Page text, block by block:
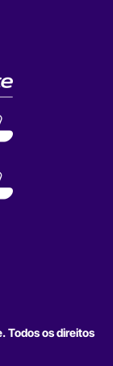
Todos os direitos